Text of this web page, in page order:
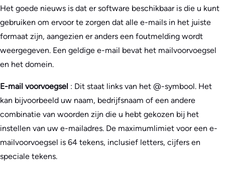
Het goede nieuws is dat er software beschikbaar is die u kunt
gebruiken om ervoor te zorgen dat alle e-mails in het juiste
formaat zijn, aangezien er anders een foutmelding wordt
weergegeven. Een geldige e-mail bevat het mailvoorvoegsel
en het domein.
E-mail voorvoegsel : Dit staat links van het @-symbool. Het
kan bijvoorbeeld uw naam, bedrijfsnaam of een andere
combinatie van woorden zijn die u hebt gekozen bij het
instellen van uw e-mailadres. De maximumlimiet voor een e-
mailvoorvoegsel is 64 tekens, inclusief letters, cijfers en
speciale tekens.